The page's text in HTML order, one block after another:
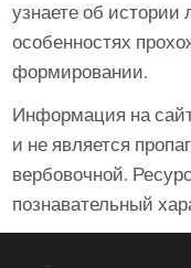
узнаете об истории
особенностях
формировании.
Информация на
и не является
вербовочной.
познавательный